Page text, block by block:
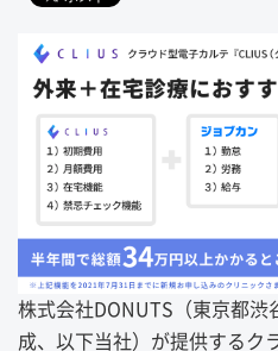
株式会社DONUTS（東京都渋
成、以下当社）が提供するク